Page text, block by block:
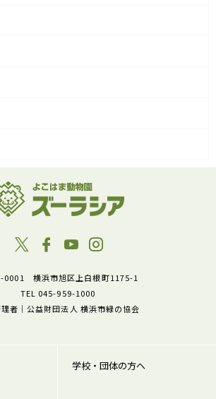
0001 横浜市旭区上白根町1175-1
TEL 045-959-1000
者｜公益財団法人 横浜市緑の協会
学校・団体の方へ